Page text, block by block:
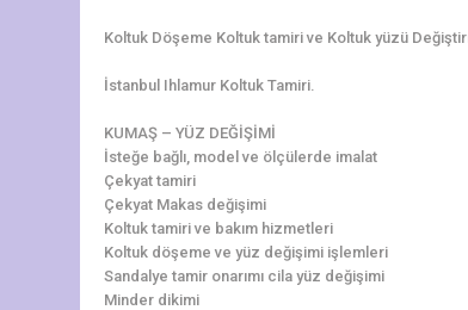
Koltuk Döşeme Koltuk tamiri ve Koltuk yüzü
İstanbul Ihlamur Koltuk Tamiri.
KUMAŞ – YÜZ DEĞİŞİMİ
İsteğe bağlı, model ve ölçülerde imalat
Çekyat tamiri
Çekyat Makas değişimi
Koltuk tamiri ve bakım hizmetleri
Koltuk döşeme ve yüz değişimi işlemleri
Sandalye tamir onarımı cila yüz değişimi
Minder dikimi